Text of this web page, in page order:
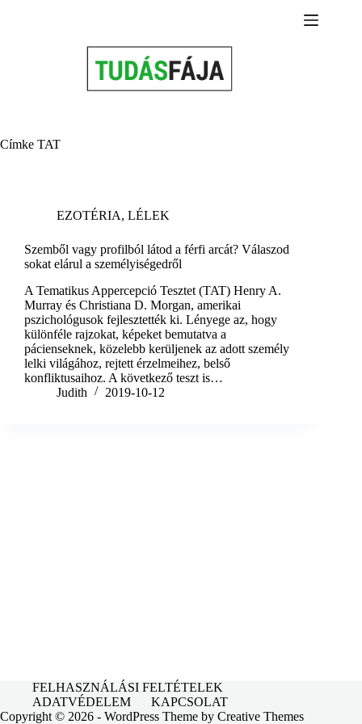
Címke TAT
EZOTÉRIA, LÉLEK
Szemből vagy profilból látod a férfi arcát? Válaszod
sokat elárul a személyiségedről
A Tematikus Appercepció Tesztet (TAT) Henry A.
Murray és Christiana D. Morgan, amerikai
pszichológusok fejlesztették ki. Lényege az, hogy
különféle rajzokat, képeket bemutatva a
pácienseknek, közelebb kerüljenek az adott személy
lelki világához, rejtett érzelmeihez, belső
konfliktusaihoz. A következő teszt is…
Judith
2019-10-12
FELHASZNÁLÁSI FELTÉTELEK
ADATVÉDELEM
KAPCSOLAT
Copyright © 2026 - WordPress Theme by Creative Themes